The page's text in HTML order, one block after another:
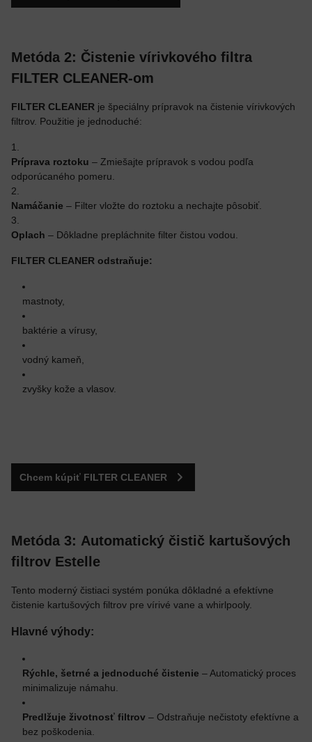
Metóda 2: Čistenie vírivkového filtra
FILTER CLEANER-om
FILTER CLEANER je špeciálny prípravok na čistenie vírivkových
filtrov. Použitie je jednoduché:
Príprava roztoku – Zmiešajte prípravok s vodou podľa
odporúcaného pomeru.
Namáčanie – Filter vložte do roztoku a nechajte pôsobiť.
Oplach – Dôkladne prepláchnite filter čistou vodou.
FILTER CLEANER odstraňuje:
mastnoty,
baktérie a vírusy,
vodný kameň,
zvyšky kože a vlasov.
Chcem kúpiť FILTER CLEANER
Metóda 3: Automatický čistič kartušových
filtrov Estelle
Tento moderný čistiaci systém ponúka dôkladné a efektívne
čistenie kartušových filtrov pre vírivé vane a whirlpooly.
Hlavné výhody:
Rýchle, šetrné a jednoduché čistenie – Automatický proces
minimalizuje námahu.
Predlžuje životnosť filtrov – Odstraňuje nečistoty efektívne a
bez poškodenia.